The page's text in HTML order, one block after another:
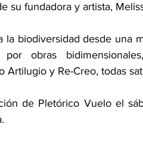
su fundadora y artista,
biodiversidad desde una
obras
Artilugio y Re-Creo, todas
de Pletórico Vuelo el